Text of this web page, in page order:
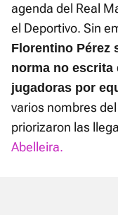
agenda del Real
el Deportivo. Sin
Florentino Pérez
norma no escrita
jugadoras por
varios nombres
priorizaron las
Abelleira.